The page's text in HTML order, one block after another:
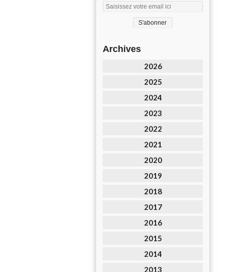
Archives
2026
2025
2024
2023
2022
2021
2020
2019
2018
2017
2016
2015
2014
2013